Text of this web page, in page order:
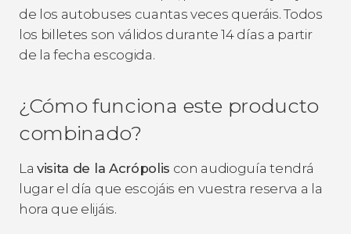
de los autobuses cuantas veces queráis. Todos
los billetes son válidos durante 14 días a partir
de la fecha escogida.
¿Cómo funciona este producto
combinado?
Lavisita de la Acrópolis con audioguía tendrá
lugar el día que escojáis en vuestra reserva a la
hora que elijáis.